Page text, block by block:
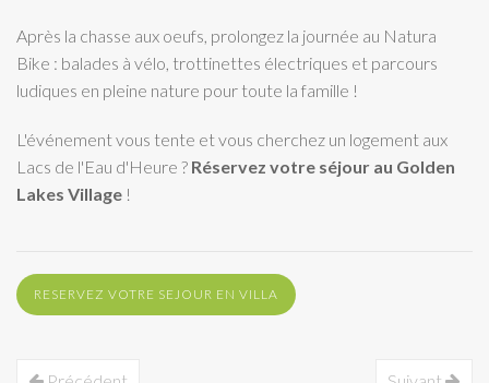
Après la chasse aux oeufs, prolongez la journée au Natura
Bike : balades à vélo, trottinettes électriques et parcours
ludiques en pleine nature pour toute la famille !
L'événement vous tente et vous cherchez un logement aux
Lacs de l'Eau d'Heure ? Réservez votre séjour au Golden
Lakes Village !
RESERVEZ VOTRE SEJOUR EN VILLA